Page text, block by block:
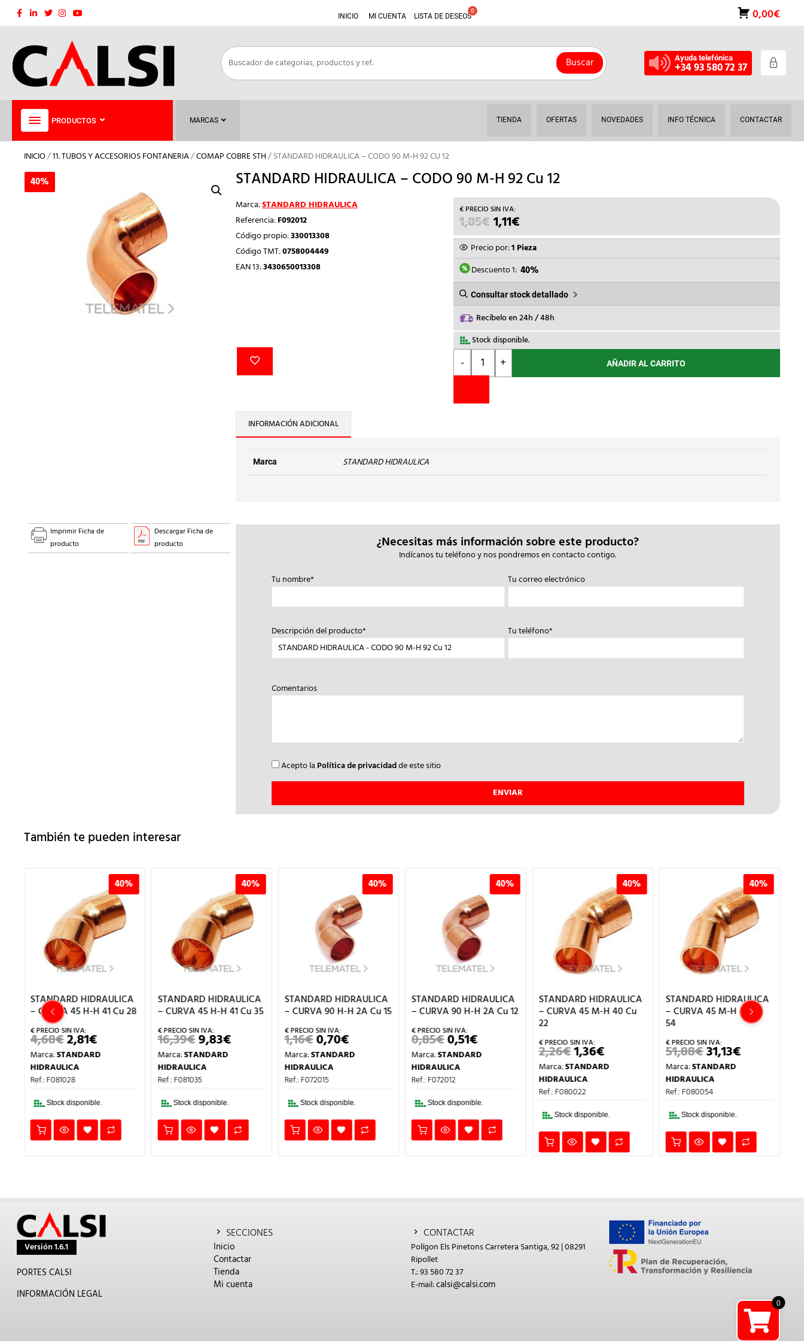
Saltar
INICIO MI CUENTA LISTA DE DESEOS 0,00€
Buscar Ayuda telefónica
+34 93 580 72 37
PRODUCTOS MARCAS TIENDA OFERTAS NOVEDADES INFO TÉCNICA CONTACTAR
INICIO/11. TUBOS Y ACCESORIOS FONTANERIA/COMAP COBRE STH/ STANDARD HIDRAULICA – CODO 90 M-H 92 CU 12
40% STANDARD HIDRAULICA – CODO 90 M-H 92 Cu 12
Marca:STANDARD HIDRAULICA
Referencia:F092012
Código propio:330013308
Código TMT:0758004449
EAN 13:3430650013308
1,85€ EL
PRECIO
ORIGINAL
ERA:
1,85€.
1,11€EL
PRECIO
ACTUAL
ES:
1,11€.
Precio por:1 Pieza
Descuento 1: 40%
Consultar stock detallado
Recíbelo en 24h / 48h
Stock disponible.
-
STANDARD
HIDRAULICA
90
+ AÑADIR AL CARRITO
INFORMACIÓN ADICIONAL
Marca STANDARD HIDRAULICA
40%
Imprimir Ficha de
producto
Descargar Ficha de
producto
¿Necesitas más información sobre este producto?
Indícanos tu teléfono y nos pondremos en contacto contigo.
Tu nombre*
Tu correo electrónico
Descripción del producto* Tu teléfono*
Comentarios
Acepto la Política de privacidadde este sitio
También te pueden interesar
40%
STANDARD HIDRAULICA
– CURVA 45 H-H 41 Cu 28
4,68€EL
PRECIO
ORIGINAL
ERA:
4,68€.
2,81€EL
PRECIO
ACTUAL
Marca:STANDARD
HIDRAULICA
Ref.: F081028
Stock disponible.
40%
STANDARD HIDRAULICA
– CURVA 45 H-H 41 Cu 35
16,39€EL
PRECIO
ORIGINAL
ERA:
16,39€.
9,83€EL
PRECIO
Marca:STANDARD
HIDRAULICA
Ref.: F081035
Stock disponible.
40%
STANDARD HIDRAULICA
– CURVA 90 H-H 2A Cu 15
1,16€EL
PRECIO
ORIGINAL
ERA:
1,16€.
0,70€EL
PRECIO
ACTUAL
Marca:STANDARD
HIDRAULICA
Ref.: F072015
Stock disponible.
40%
STANDARD HIDRAULICA
– CURVA 90 H-H 2A Cu 12
0,85€EL
PRECIO
ORIGINAL
ERA:
0,85€.
0,51€EL
PRECIO
ACTUAL
Marca:STANDARD
HIDRAULICA
Ref.: F072012
Stock disponible.
40%
STANDARD HIDRAULICA
– CURVA 45 M-H 40 Cu
22
2,26€EL
PRECIO
ORIGINAL
ERA:
2,26€.
1,36€EL
PRECIO
ACTUAL
Marca:STANDARD
HIDRAULICA
Ref.: F080022
Stock disponible.
40%
STANDARD HIDRAULICA
– CURVA 45 M-H 40 Cu
54
51,88€EL
PRECIO
ORIGINAL
ERA:
51,88€.
31,13€EL
PRECIO
Marca:STANDARD
HIDRAULICA
Ref.: F080054
Stock disponible.
Versión 1.6.1
PORTES CALSI
INFORMACIÓN LEGAL
SECCIONES
Inicio
Contactar
Tienda
Mi cuenta
CONTACTAR
Polígon Els Pinetons Carretera Santiga, 92 | 08291
Ripollet
T.: 93 580 72 37
E-mail:calsi@calsi.com
0